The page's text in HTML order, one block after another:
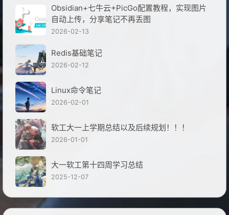
Obsidian+七牛云+PicGo配置教程，实现图片
自动上传，分享笔记不再丢图
2026-02-13
Redis基础笔记
2026-02-12
Linux命令笔记
2026-02-01
软工大一上学期总结以及后续规划！！！
2026-01-01
大一软工第十四周学习总结
2025-12-07